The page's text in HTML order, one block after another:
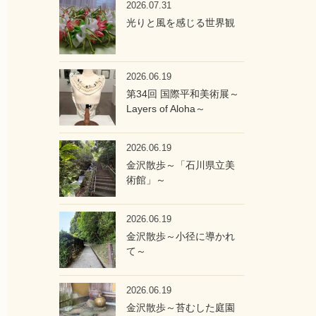
光りと風を感じる世界観
2026.07.31
第34回 国際平和美術展～
Layers of Aloha～
2026.06.19
金沢散歩～「石川県立美
術館」～
2026.06.19
金沢散歩～小径に導かれ
て～
2026.06.19
金沢散歩～苔むした庭園
2026.06.19